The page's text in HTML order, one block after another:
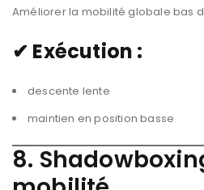
Améliorer la mobilité globale bas
✔ Exécution :
descente lente
maintien en position basse
8.